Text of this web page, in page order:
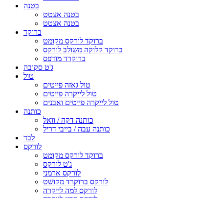
בטנה
בטנה אצטט
בטנה אצטט
ברוקד
ברוקד לורקס מקומט
ברוקד קלוקה משולב לורקס
ברוקרד מודפס
ג'ט סקובה
טול
טול גאזה פייטים
טול לייקרה פייטים
טול לייקרה פייטים ואבנים
כותנה
כותנה דקה / וואל
כותנה עבה / בייבי דריל
לבד
לורקס
ברוקד לורקס מקומט
ג'ט לורקס
לורקס ארמני
לורקס ברוקרד מקושט
לורקס למה לייקרה